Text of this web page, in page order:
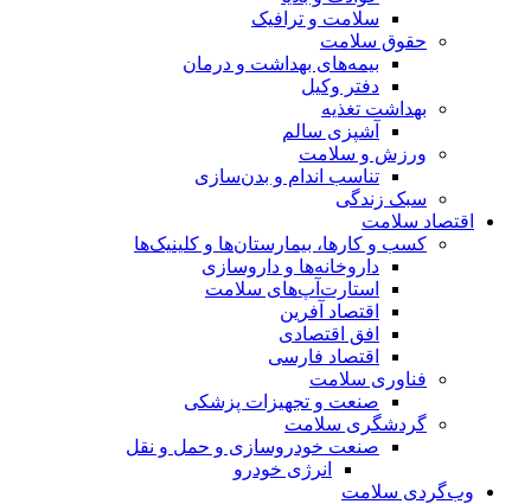
سلامت و ترافیک
حقوق سلامت
بیمه‌های بهداشت و درمان
دفتر وکیل
بهداشت تغذیه
آشپزی سالم
ورزش و سلامت
تناسب اندام و بدن‌سازی
سبک زندگی
اقتصاد سلامت
کسب و کارها، بیمارستان‌ها و کلینیک‌ها
داروخانه‌ها و داروسازی
استارت‌آپ‌های سلامت
اقتصاد آفرین
افق اقتصادی
اقتصاد فارسی
فناوری سلامت
صنعت و تجهیزات پزشکی
گردشگری سلامت
صنعت خودروسازی و حمل و نقل
انرژی خودرو
وب‌گردی سلامت